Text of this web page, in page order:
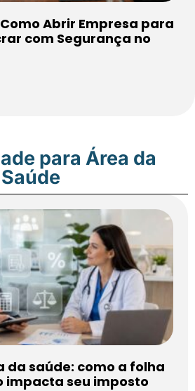
Abrir Empresa para
com Segurança no
para Área da
Saúde
da saúde: como a folha
impacta seu imposto